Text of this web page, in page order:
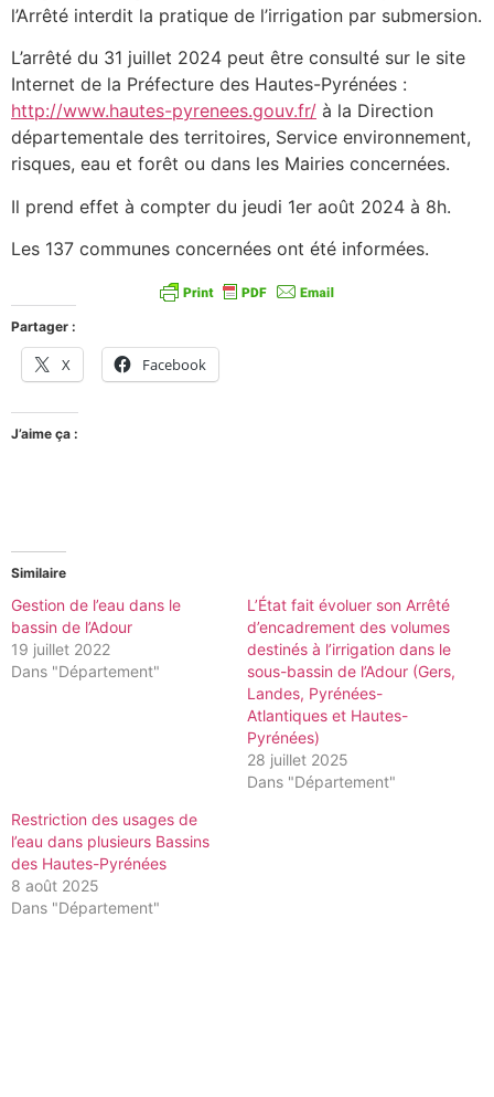
l’Arrêté interdit la pratique de l’irrigation par submersion.
L’arrêté du 31 juillet 2024 peut être consulté sur le site
Internet de la Préfecture des Hautes-Pyrénées :
http://www.hautes-pyrenees.gouv.fr/ à la Direction
départementale des territoires, Service environnement,
risques, eau et forêt ou dans les Mairies concernées.
Il prend effet à compter du jeudi 1er août 2024 à 8h.
Les 137 communes concernées ont été informées.
Partager :
X Facebook
J’aime ça :
Similaire
Gestion de l’eau dans le
bassin de l’Adour
19 juillet 2022
Dans "Département"
L’État fait évoluer son Arrêté
d’encadrement des volumes
destinés à l’irrigation dans le
sous-bassin de l’Adour (Gers,
Landes, Pyrénées-
Atlantiques et Hautes-
Pyrénées)
28 juillet 2025
Dans "Département"
Restriction des usages de
l’eau dans plusieurs Bassins
des Hautes-Pyrénées
8 août 2025
Dans "Département"